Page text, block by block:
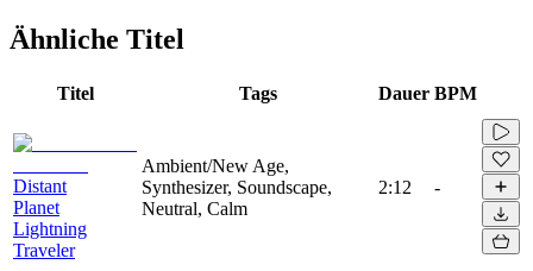
Ähnliche Titel
Titel Tags Dauer BPM
Distant
Planet
Lightning
Traveler
Ambient/New Age,
Synthesizer, Soundscape,
Neutral, Calm
2:12 -